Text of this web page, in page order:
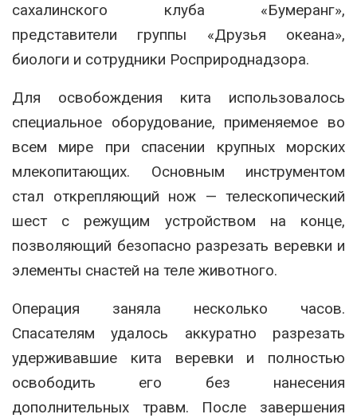
сахалинского клуба «Бумеранг»,
представители группы «Друзья океана»,
биологи и сотрудники Росприроднадзора.
Для освобождения кита использовалось
специальное оборудование, применяемое во
всем мире при спасении крупных морских
млекопитающих. Основным инструментом
стал открепляющий нож — телескопический
шест с режущим устройством на конце,
позволяющий безопасно разрезать веревки и
элементы снастей на теле животного.
Операция заняла несколько часов.
Спасателям удалось аккуратно разрезать
удерживавшие кита веревки и полностью
освободить его без нанесения
дополнительных травм. После завершения